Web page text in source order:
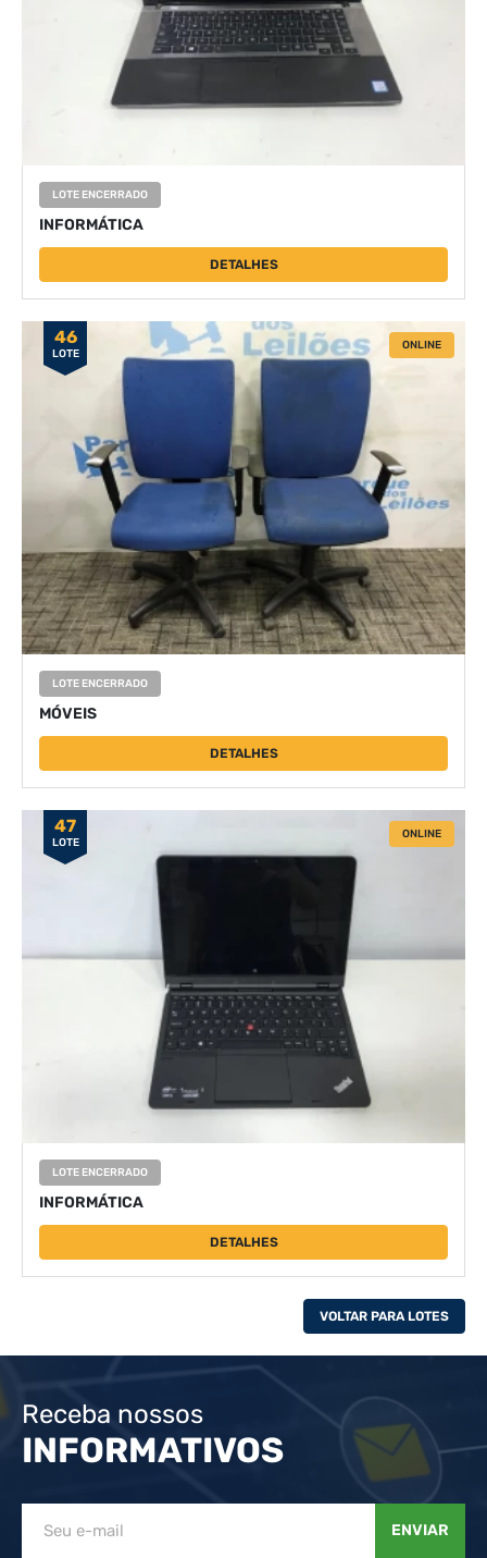
LOTE ENCERRADO
INFORMÁTICA
DETALHES
46
LOTE
ONLINE
LOTE ENCERRADO
MÓVEIS
DETALHES
47
LOTE
ONLINE
LOTE ENCERRADO
INFORMÁTICA
DETALHES
VOLTAR PARA LOTES
Receba nossos
INFORMATIVOS
ENVIAR